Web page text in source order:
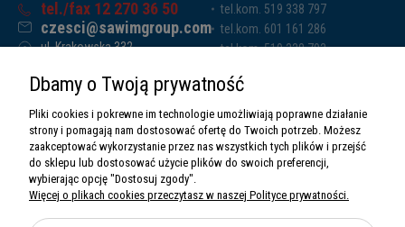
tel./fax 12 270 36 50
czesci@sawimgroup.com
ul. Krakowska 332,
Sawim Group Mariusz Zdyb sp. k.
NIP: 5130284470
REGON: 5246591010
tel.kom. 519 338 797
tel.kom. 601 161 286
tel.kom. 519 338 793
O nas
Dbamy o Twoją prywatność
Pliki cookies i pokrewne im technologie umożliwiają poprawne działanie
strony i pomagają nam dostosować ofertę do Twoich potrzeb. Możesz
zaakceptować wykorzystanie przez nas wszystkich tych plików i przejść
do sklepu lub dostosować użycie plików do swoich preferencji,
wybierając opcję "Dostosuj zgody".
Więcej o plikach cookies przeczytasz w naszej Polityce prywatności.